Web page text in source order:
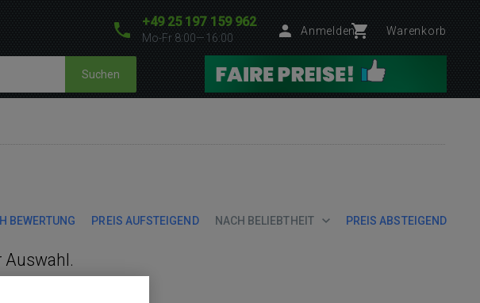
+49 25 197 159 962
Mo-Fr 8:00—16:00
Anmelden Warenkorb
Suchen
BEWERTUNG PREIS AUFSTEIGEND NACH BELIEBTHEIT PREIS ABSTEIGEND